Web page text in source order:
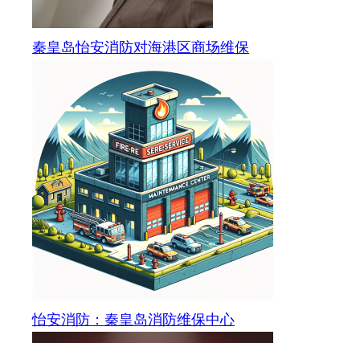
秦皇岛怡安消防对海港区商场维保
怡安消防：秦皇岛消防维保中心